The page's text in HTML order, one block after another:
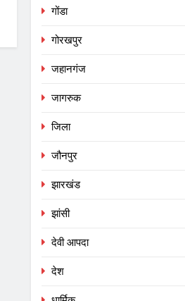
गोंडा
गोरखपुर
जहानगंज
जागरुक
जिला
जौनपुर
झारखंड
झांसी
देवी आपदा
देश